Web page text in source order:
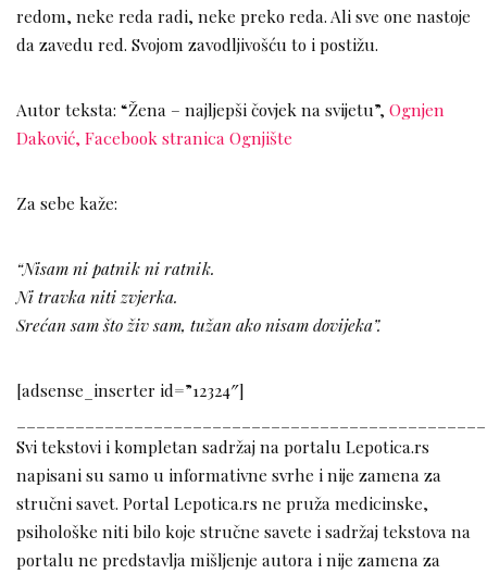
redom, neke reda radi, neke preko reda. Ali sve one nastoje
da zavedu red. Svojom zavodljivošću to i postižu.
Autor teksta: “Žena – najljepši čovjek na svijetu”, Ognjen
Daković, Facebook stranica Ognjište
Za sebe kaže:
“Nisam ni patnik ni ratnik.
Ni travka niti zvjerka.
Srećan sam što živ sam, tužan ako nisam dovijeka”.
[adsense_inserter id=”12324″]
Svi tekstovi i kompletan sadržaj na portalu Lepotica.rs
napisani su samo u informativne svrhe i nije zamena za
stručni savet. Portal Lepotica.rs ne pruža medicinske,
psihološke niti bilo koje stručne savete i sadržaj tekstova na
portalu ne predstavlja mišljenje autora i nije zamena za